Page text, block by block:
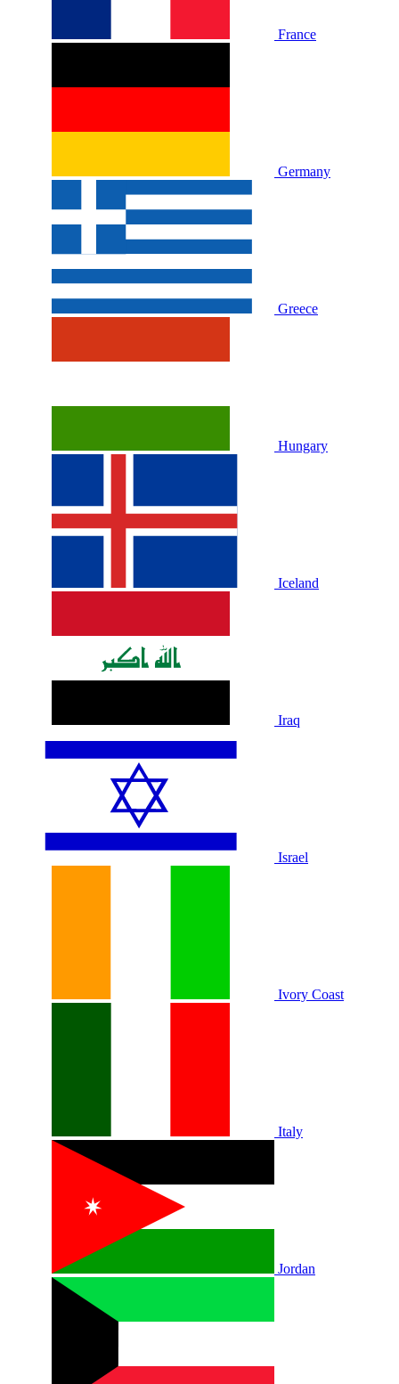
France
Germany
Greece
Hungary
Iceland
Iraq
Israel
Ivory Coast
Italy
Jordan